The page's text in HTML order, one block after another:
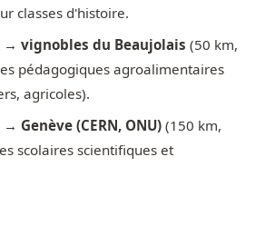
classes d'histoire.
vignobles du Beaujolais (50 km,
pédagogiques agroalimentaires
agricoles).
Genève (CERN, ONU) (150 km,
scolaires scientifiques et